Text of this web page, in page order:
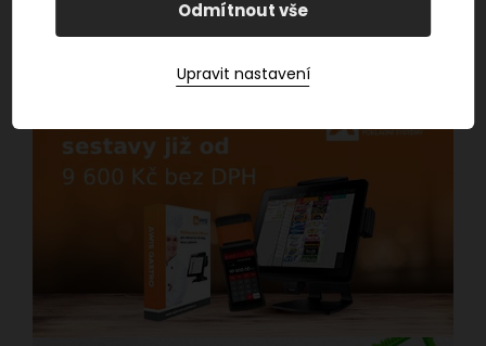
Odmítnout vše
Upravit nastavení